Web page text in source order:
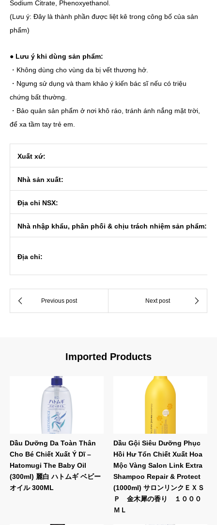
Sodium Citrate, Phenoxyethanol.
(Lưu ý: Đây là thành phần được liệt kê trong công bố của sản
phẩm)
● Lưu ý khi dùng sản phẩm:
・Không dùng cho vùng da bị vết thương hở.
・Ngưng sử dụng và tham khảo ý kiến bác sĩ nếu có triệu
chứng bất thường.
・Bảo quản sản phẩm ở nơi khô ráo, tránh ánh nắng mặt trời,
để xa tầm tay trẻ em.
Xuất xứ:
Nhà sản xuất:
Địa chỉ NSX:
Nhà nhập khẩu, phân phối & chịu trách nhiệm sản phẩm:
Địa chỉ:
Imported Products
Dầu Dưỡng Da Toàn Thân
Cho Bé Chiết Xuất Ý Dĩ –
Hatomugi The Baby Oil
(300ml) 麗白 ハトムギ ベビー
オイル 300ML
Dầu Gội Siêu Dưỡng Phục
Hồi Hư Tổn Chiết Xuất Hoa
Mộc Vàng Salon Link Extra
Shampoo Repair & Protect
(1000ml) サロンリンクＥＸＳ
Ｐ 金木犀の香り １０００
ＭＬ